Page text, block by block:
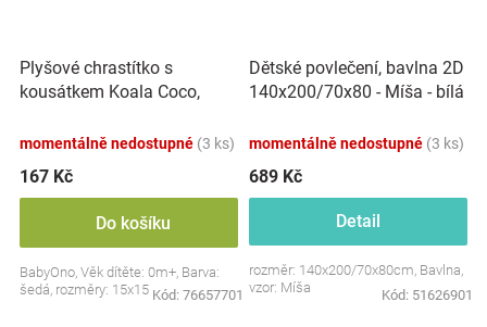
Plyšové chrastítko s
kousátkem Koala Coco,
momentálně nedostupné (3 ks)
167 Kč
Do košíku
BabyOno, Věk dítěte: 0m+, Barva:
šedá, rozměry: 15x15 cm.
Kód: 76657701
Dětské povlečení, bavlna 2D
140x200/70x80 - Míša - bílá
momentálně nedostupné (3 ks)
689 Kč
Detail
rozměr: 140x200/70x80cm, Bavlna,
vzor: Míša
Kód: 51626901